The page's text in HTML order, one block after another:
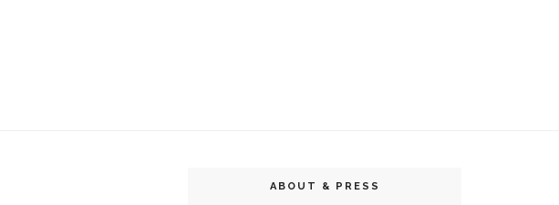
ABOUT & PRESS